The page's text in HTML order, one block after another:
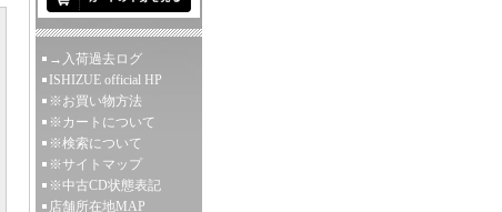
→入荷過去ログ
ISHIZUE official HP
※お買い物方法
※カートについて
※検索について
※サイトマップ
※中古CD状態表記
店舗所在地MAP